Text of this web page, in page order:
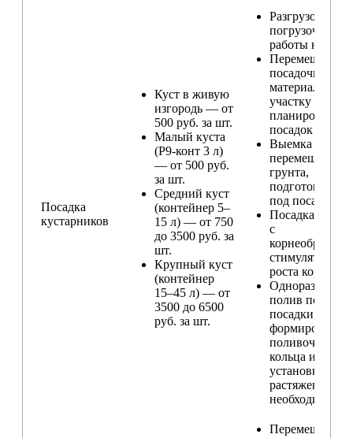
Посадка
кустарников
Куст в живую
изгородь — от
500 руб. за шт.
Малый куста
(Р9-конт 3 л)
— от 500 руб.
за шт.
Средний куст
(контейнер 5–
15 л) — от 750
до 3500 руб. за
шт.
Крупный куст
(контейнер
15–45 л) — от
3500 до 6500
руб. за шт.
Разгрузо-
погрузочные
работы на
Перемещение
посадочного
материала по
участку и
планирование
посадок
Выемка и
перемещение
грунта,
подготовка
под посадку
Посадка
с
стимулятором
роста корней
Одноразовый
полив после
посадки,
формирование
поливочного
кольца и
установка
растяжек (при
Перемещение